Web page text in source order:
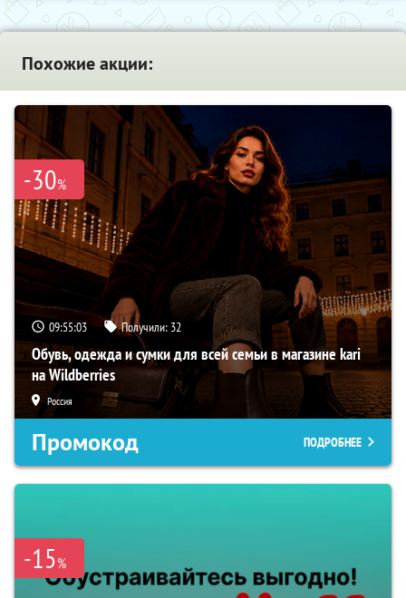
Похожие акции:
-30%
09:55:02 Получили: 32
Обувь, одежда и сумки для всей семьи в магазине kari
на Wildberries
Россия
Промокод ПОДРОБНЕЕ
-15%